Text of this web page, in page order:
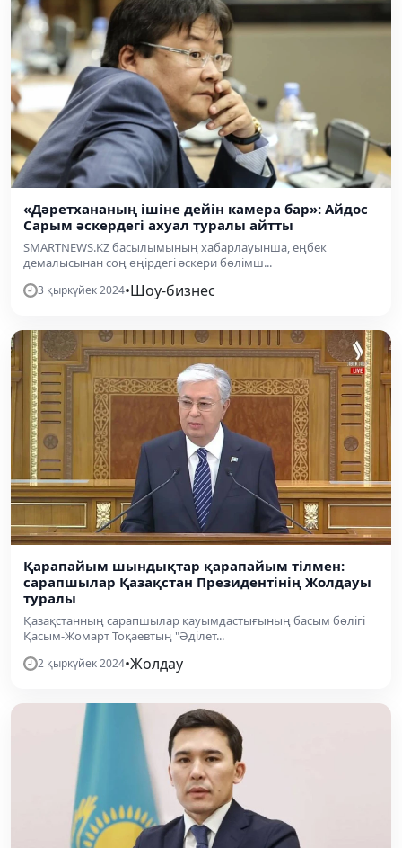
«Дәретхананың ішіне дейін камера бар»: Айдос
Сарым әскердегі ахуал туралы айтты
SMARTNEWS.KZ басылымының хабарлауынша, еңбек
демалысынан соң өңірдегі әскери бөлімш...
3 қыркүйек 2024•Шоу-бизнес
Қарапайым шындықтар қарапайым тілмен:
сарапшылар Қазақстан Президентінің Жолдауы
туралы
Қазақстанның сарапшылар қауымдастығының басым бөлігі
Қасым-Жомарт Тоқаевтың "Әділет...
2 қыркүйек 2024•Жолдау